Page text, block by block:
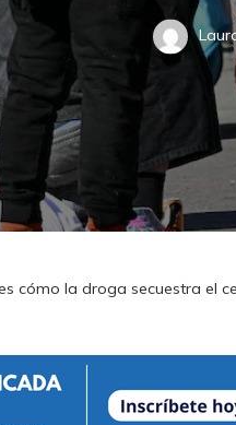
cómo la droga secuestra el